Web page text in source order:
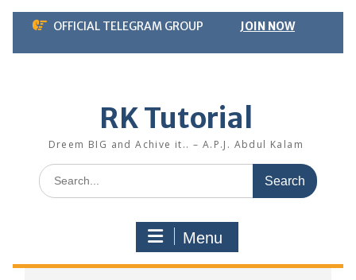
Skip
content
OFFICIAL TELEGRAM GROUP JOIN NOW
RK Tutorial
Dreem BIG and Achive it.. – A.P.J. Abdul Kalam
Search
for:
Menu